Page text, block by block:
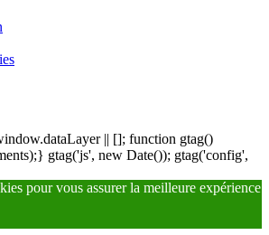
|| []; function gtag()
gtag('js', new Date()); gtag('config',
pour vous assurer la meilleure expérience